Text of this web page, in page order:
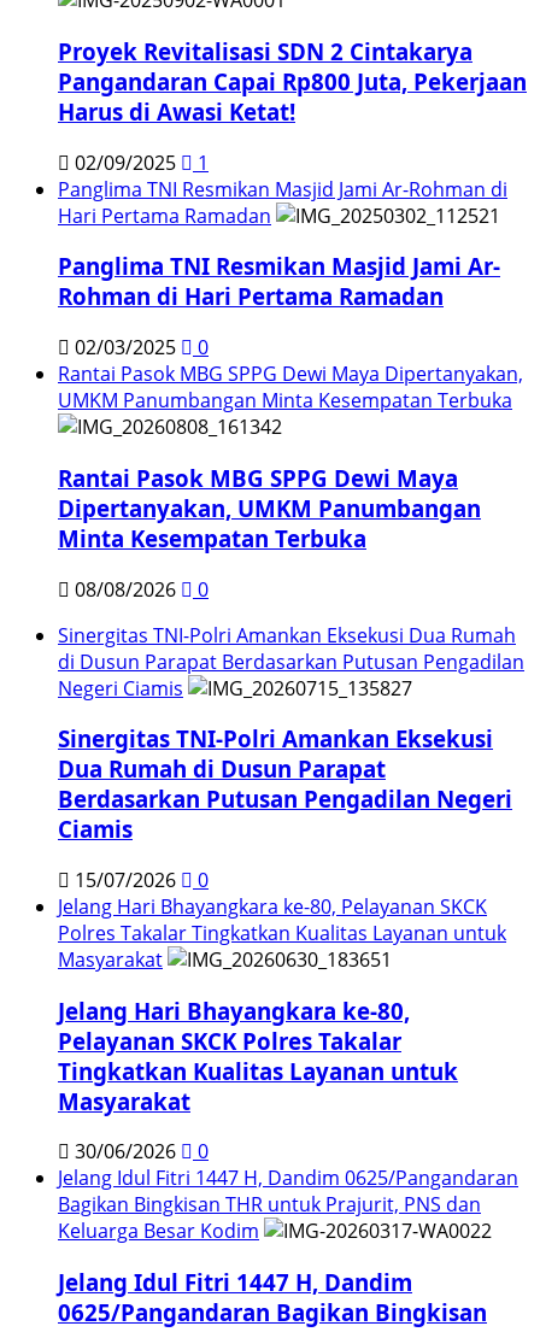
Proyek Revitalisasi SDN 2 Cintakarya
Pangandaran Capai Rp800 Juta, Pekerjaan
Harus di Awasi Ketat!
02/09/2025
1
Panglima TNI Resmikan Masjid Jami Ar-Rohman di
Hari Pertama Ramadan
Panglima TNI Resmikan Masjid Jami Ar-
Rohman di Hari Pertama Ramadan
02/03/2025
0
Rantai Pasok MBG SPPG Dewi Maya Dipertanyakan,
UMKM Panumbangan Minta Kesempatan Terbuka
Rantai Pasok MBG SPPG Dewi Maya
Dipertanyakan, UMKM Panumbangan
Minta Kesempatan Terbuka
08/08/2026
0
Sinergitas TNI-Polri Amankan Eksekusi Dua Rumah
di Dusun Parapat Berdasarkan Putusan Pengadilan
Negeri Ciamis
Sinergitas TNI-Polri Amankan Eksekusi
Dua Rumah di Dusun Parapat
Berdasarkan Putusan Pengadilan Negeri
Ciamis
15/07/2026
0
Jelang Hari Bhayangkara ke-80, Pelayanan SKCK
Polres Takalar Tingkatkan Kualitas Layanan untuk
Masyarakat
Jelang Hari Bhayangkara ke-80,
Pelayanan SKCK Polres Takalar
Tingkatkan Kualitas Layanan untuk
Masyarakat
30/06/2026
0
Jelang Idul Fitri 1447 H, Dandim 0625/Pangandaran
Bagikan Bingkisan THR untuk Prajurit, PNS dan
Keluarga Besar Kodim
Jelang Idul Fitri 1447 H, Dandim
0625/Pangandaran Bagikan Bingkisan